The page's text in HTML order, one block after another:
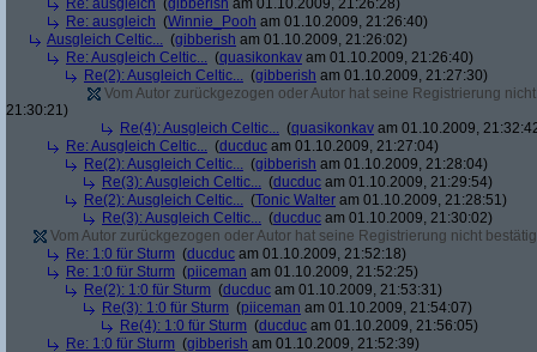
Re: ausgleich (gibberish am 01.10.2009, 21:26:28)
Re: ausgleich (Winnie_Pooh am 01.10.2009, 21:26:40)
Ausgleich Celtic... (gibberish am 01.10.2009, 21:26:02)
Re: Ausgleich Celtic... (quasikonkav am 01.10.2009, 21:26:40)
Re(2): Ausgleich Celtic... (gibberish am 01.10.2009, 21:27:30)
Vom Autor zurückgezogen oder Autor hat seine Registrierung
21:30:21)
Re(4): Ausgleich Celtic... (quasikonkav am 01.10.2009,
Re: Ausgleich Celtic... (ducduc am 01.10.2009, 21:27:04)
Re(2): Ausgleich Celtic... (gibberish am 01.10.2009, 21:28:04)
Re(3): Ausgleich Celtic... (ducduc am 01.10.2009, 21:29:54)
Re(2): Ausgleich Celtic... (Tonic Walter am 01.10.2009, 21:28:51)
Re(3): Ausgleich Celtic... (ducduc am 01.10.2009, 21:30:02)
Vom Autor zurückgezogen oder Autor hat seine Registrierung nicht
Re: 1:0 für Sturm (ducduc am 01.10.2009, 21:52:18)
Re: 1:0 für Sturm (piiceman am 01.10.2009, 21:52:25)
Re(2): 1:0 für Sturm (ducduc am 01.10.2009, 21:53:31)
Re(3): 1:0 für Sturm (piiceman am 01.10.2009, 21:54:07)
Re(4): 1:0 für Sturm (ducduc am 01.10.2009, 21:56:05)
Re: 1:0 für Sturm (gibberish am 01.10.2009, 21:52:39)